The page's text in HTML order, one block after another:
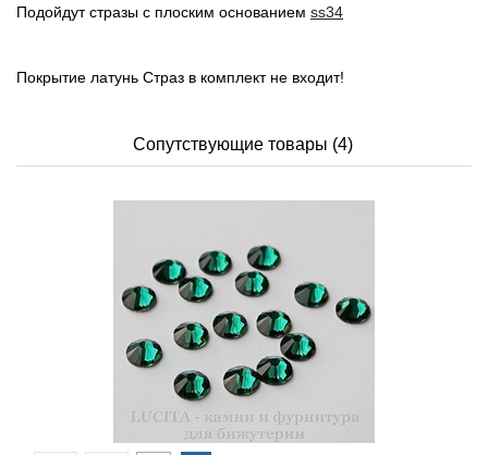
Подойдут стразы с плоским основанием ss34
Покрытие латунь Страз в комплект не входит!
Сопутствующие товары (4)